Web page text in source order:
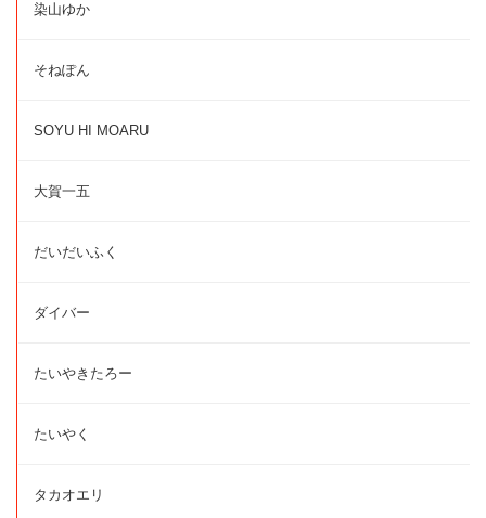
染山ゆか
そねぽん
SOYU HI MOARU
大賀一五
だいだいふく
ダイバー
たいやきたろー
たいやく
タカオエリ